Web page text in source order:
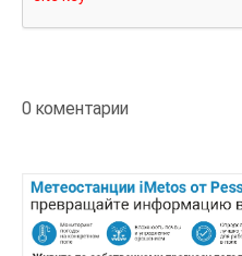
0 коментарии